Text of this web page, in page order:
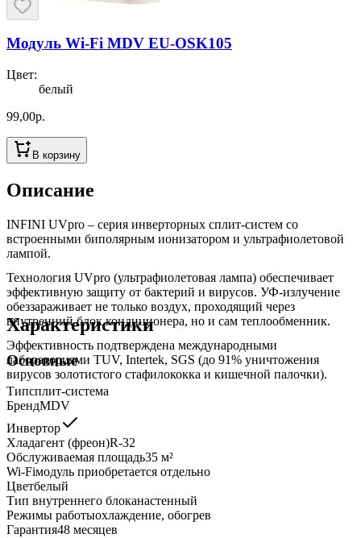
Модуль Wi-Fi MDV EU-OSK105
Цвет:
белый
99,00р.
В корзину
Описание
INFINI UVpro – серия инверторных сплит-систем со
встроенными биполярным ионизатором и ультрафиолетовой
лампой.
Технология UVpro (ультрафиолетовая лампа) обеспечивает
эффективную защиту от бактерий и вирусов. УФ-излучение
обеззараживает не только воздух, проходящий через
внутренний блок кондиционера, но и сам теплообменник.
Эффективность подтверждена международными
лабораториями TUV, Intertek, SGS (до 91% уничтожения
вирусов золотистого стафилококка и кишечной палочки).
Характеристики
Основные
Типсплит-система
БрендMDV
Инвертор
Хладагент (фреон)R-32
Обслуживаемая площадь35 м²
Wi-Fiмодуль приобретается отдельно
Цветбелый
Тип внутреннего блоканастенный
Режимы работыохлаждение, обогрев
Гарантия48 месяцев